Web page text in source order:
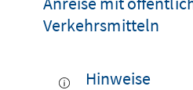
Verkehrsmitteln
Hinweise